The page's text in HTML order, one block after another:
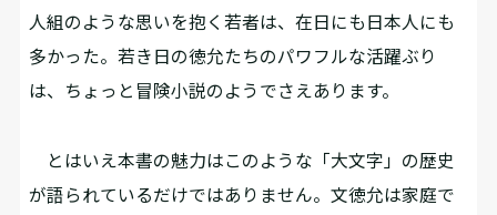
人組のような思いを抱く若者は、在日にも日本人にも
多かった。若き日の徳允たちのパワフルな活躍ぶり
は、ちょっと冒険小説のようでさえあります。
とはいえ本書の魅力はこのような「大文字」の歴史
が語られているだけではありません。文徳允は家庭で